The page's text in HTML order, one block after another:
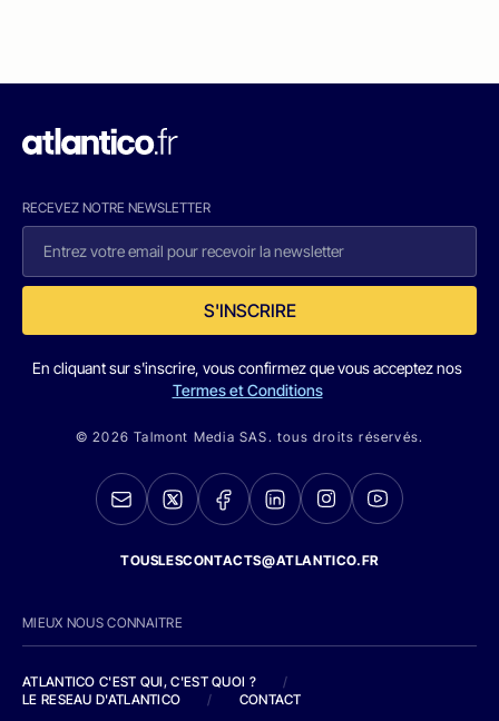
RECEVEZ NOTRE NEWSLETTER
S'INSCRIRE
En cliquant sur s'inscrire, vous confirmez que vous acceptez nos
Termes et Conditions
© 2026 Talmont Media SAS. tous droits réservés.
TOUSLESCONTACTS@ATLANTICO.FR
MIEUX NOUS CONNAITRE
ATLANTICO C'EST QUI, C'EST QUOI ?
/
LE RESEAU D'ATLANTICO
/ CONTACT